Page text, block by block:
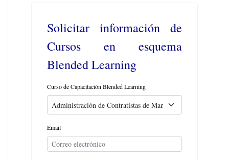
Solicitar información de
Cursos en esquema
Blended Learning
Curso de Capacitación Blended Learning
Email